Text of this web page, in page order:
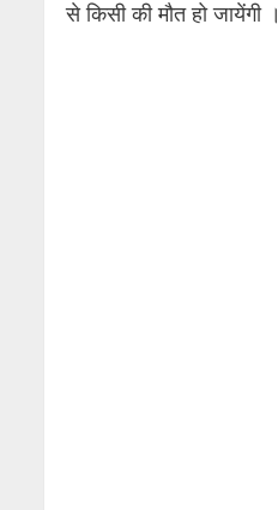
से किसी की मौत हो जायेंगी ।